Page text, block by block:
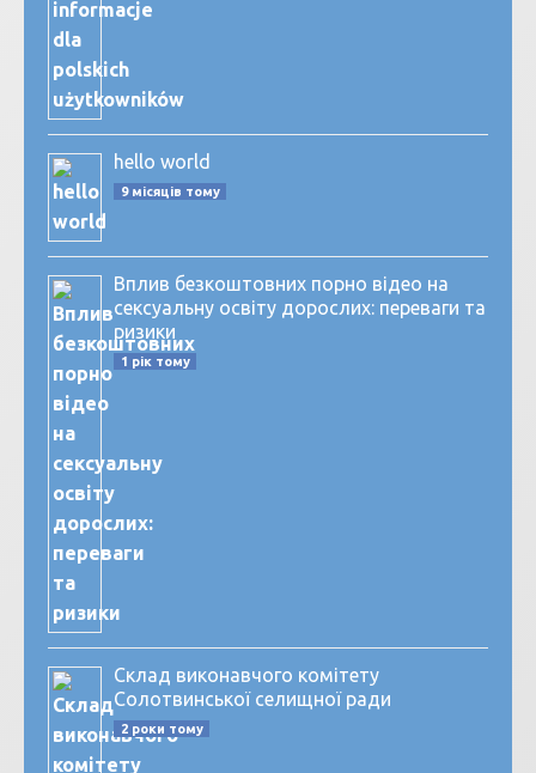
hello world
9 місяців тому
Вплив безкоштовних порно відео на
сексуальну освіту дорослих: переваги та
ризики
1 рік тому
Склад виконавчого комітету
Солотвинської селищної ради
2 роки тому